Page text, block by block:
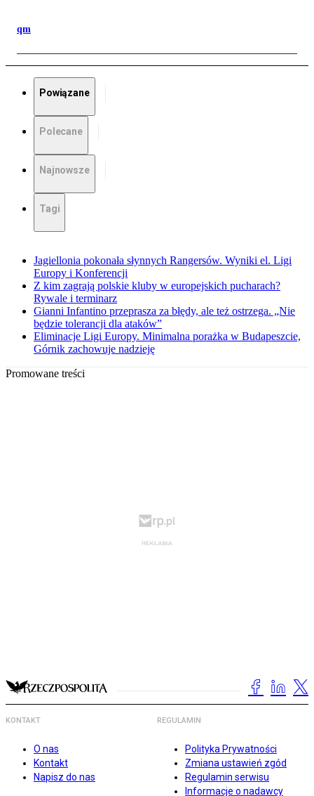
qm
Powiązane
Polecane
Najnowsze
Tagi
Jagiellonia pokonała słynnych Rangersów. Wyniki el. Ligi
Europy i Konferencji
Z kim zagrają polskie kluby w europejskich pucharach?
Rywale i terminarz
Gianni Infantino przeprasza za błędy, ale też ostrzega. „Nie
będzie tolerancji dla ataków”
Eliminacje Ligi Europy. Minimalna porażka w Budapeszcie,
Górnik zachowuje nadzieję
Promowane treści
KONTAKT
O nas
Kontakt
Napisz do nas
REGULAMIN
Polityka Prywatności
Zmiana ustawień zgód
Regulamin serwisu
Informacje o nadawcy